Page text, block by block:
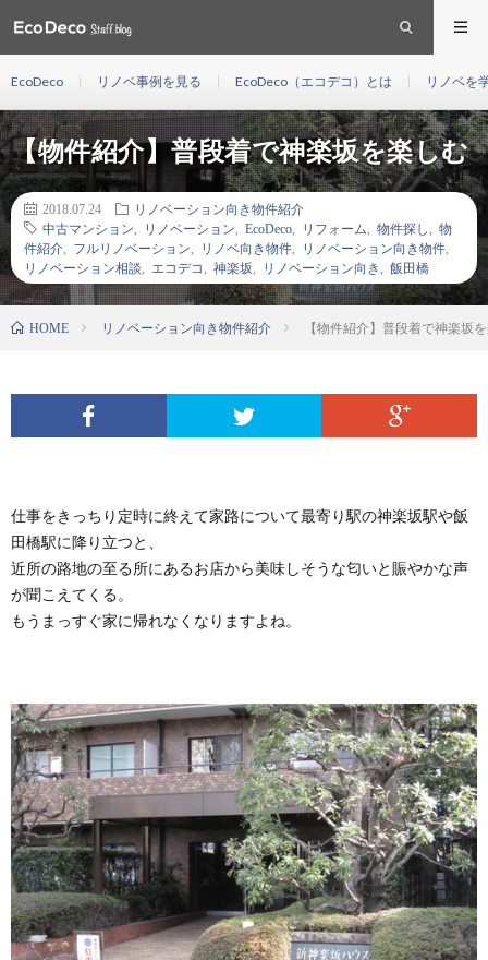
EcoDeco リノベ事例を見る EcoDeco（エコデコ）とは リノベを
【物件紹介】普段着で神楽坂を楽しむ
2018.07.24
リノベーション向き物件紹介
中古マンション
リノベーション EcoDeco リフォーム 物件探し
物
件紹介
フルリノベーション リノベ向き物件 リノベーション向き物件
リノベーション相談
エコデコ 神楽坂 リノベーション向き 飯田橋
HOME リノベーション向き物件紹介 【物件紹介】普段着で神楽坂
仕事をきっちり定時に終えて家路について最寄り駅の神楽坂駅や飯
田橋駅に降り立つと、
近所の路地の至る所にあるお店から美味しそうな匂いと賑やかな声
が聞こえてくる。
もうまっすぐ家に帰れなくなりますよね。